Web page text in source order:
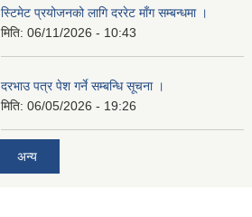
स्टिमेट प्रयोजनको लागि दररेट माँग सम्बन्धमा ।
मिति: 06/11/2026 - 10:43
दरभाउ पत्र पेश गर्ने सम्बन्धि सूचना ।
मिति: 06/05/2026 - 19:26
अन्य